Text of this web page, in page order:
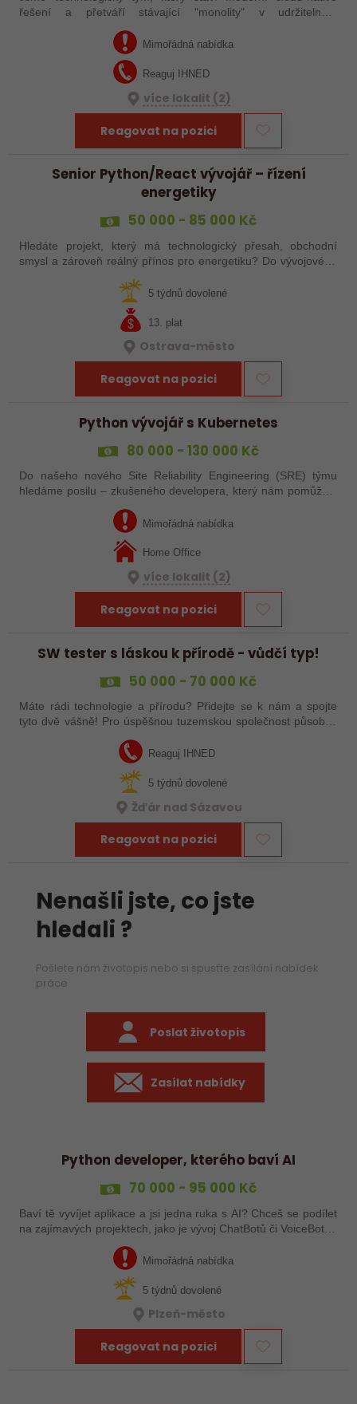
řešení a přetváří stávající "monolity" v udržitelnou,
úzce s produktovým vývojem,…Mimořádná nabídka
Reaguj IHNED
více lokalit (2)
Reagovat na pozici
Senior Python/React vývojář – řízení
energetiky
50 000 - 85 000 Kč
Hledáte projekt, který má technologický přesah, obchodní
smysl a zároveň reálný přínos pro energetiku? Do vývojového
zkušeného vývojáře, který…5 týdnů dovolené
13. plat
Ostrava-město
Reagovat na pozici
Python vývojář s Kubernetes
80 000 - 130 000 Kč
Do našeho nového Site Reliability Engineering (SRE) týmu
hledáme posilu – zkušeného developera, který nám pomůže s
vývojem cloud-ready Python aplikací a zajištěním spolehlivosti
našeho SaaS prostředí.
Mimořádná nabídka
Home Office
více lokalit (2)
Reagovat na pozici
SW tester s láskou k přírodě - vůdčí typ!
50 000 - 70 000 Kč
Máte rádi technologie a přírodu? Přidejte se k nám a spojte
tyto dvě vášně! Pro úspěšnou tuzemskou společnost působící
ELEKTROTECHNICKÝCH ZAŘÍZENÍ se hledá…
Reaguj IHNED
5 týdnů dovolené
Žďár nad Sázavou
Reagovat na pozici
Nenašli jste, co jste
hledali ?
Pošlete nám životopis nebo si spusťte zasílání nabídek
práce
Poslat životopis
Zasílat nabídky
Python developer, kterého baví AI
70 000 - 95 000 Kč
Baví tě vyvíjet aplikace a jsi jedna ruka s AI? Chceš se podílet
na zajímavých projektech, jako je vývoj ChatBotů či VoiceBotů?
Hledáme nové kolegy, kteří posouvají své vize do budoucnosti
Mimořádná nabídka
5 týdnů dovolené
Plzeň-město
Reagovat na pozici